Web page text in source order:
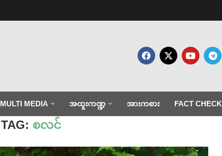
MULTI MEDIA အထူးကဏ္ဍ အားကစား FACT CHECK
TAG: စလင်